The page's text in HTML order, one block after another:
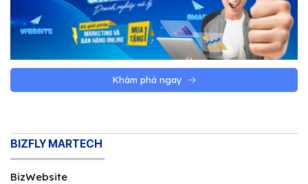
Khám phá ngay
BIZFLY MARTECH
BizWebsite